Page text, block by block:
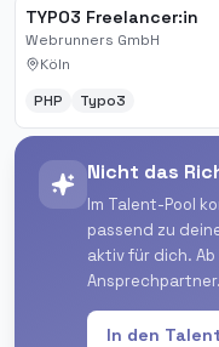
TYPO3 Freelancer:in
Webrunners GmbH
Köln
PHP
Typo3
Nicht das
Im Talent-Pool
passend zu
aktiv für dich.
Ansprechpartner.
In den